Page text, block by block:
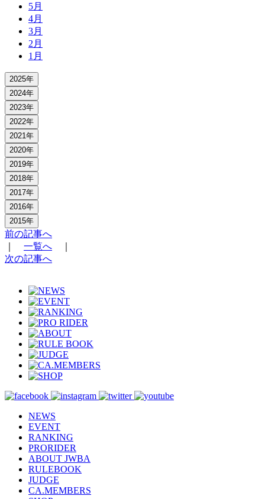
5月
4月
3月
2月
1月
2025年
2024年
2023年
2022年
2021年
2020年
2019年
2018年
2017年
2016年
2015年
前の記事へ
一覧へ
次の記事へ
NEWS
EVENT
RANKING
PRORIDER
ABOUT JWBA
RULEBOOK
JUDGE
CA.MEMBERS